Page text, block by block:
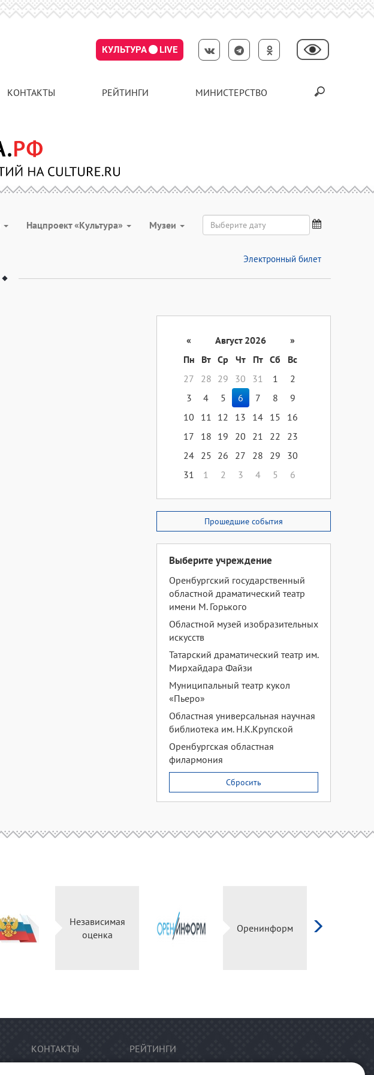
КУЛЬТУРА LIVE
КОНТАКТЫ РЕЙТИНГИ МИНИСТЕРСТВО
Нацпроект «Культура» Музеи
Электронный билет
« Август 2026
»
Пн
Вт Ср Чт Пт Сб
Вс
27
28 29 30 31 1
2
3
4 5 6 7 8
9
10
11 12 13 14 15
16
17
18 19 20 21 22
23
24 25 26 27 28 29
30
31
1 2 3 4 5 6
Прошедшие события
Выберите учреждение
Оренбургский государственный
областной драматический театр
имени М. Горького
Областной музей изобразительных
искусств
Татарский драматический театр им.
Мирхайдара Файзи
Муниципальный театр кукол
«Пьеро»
Областная универсальная научная
библиотека им. Н.К.Крупской
Оренбургская областная
филармония
Сбросить
Независимая
оценка
Оренинформ
КОНТАКТЫ РЕЙТИНГИ